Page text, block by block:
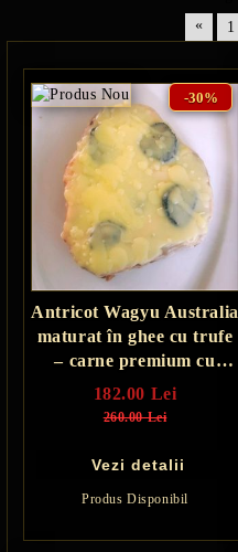
«
1
Antricot Wagyu Australia
maturat în ghee cu trufe
– carne premium cu
aromă intensă
-30%
182.00 Lei
260.00 Lei
Vezi detalii
Produs Disponibil